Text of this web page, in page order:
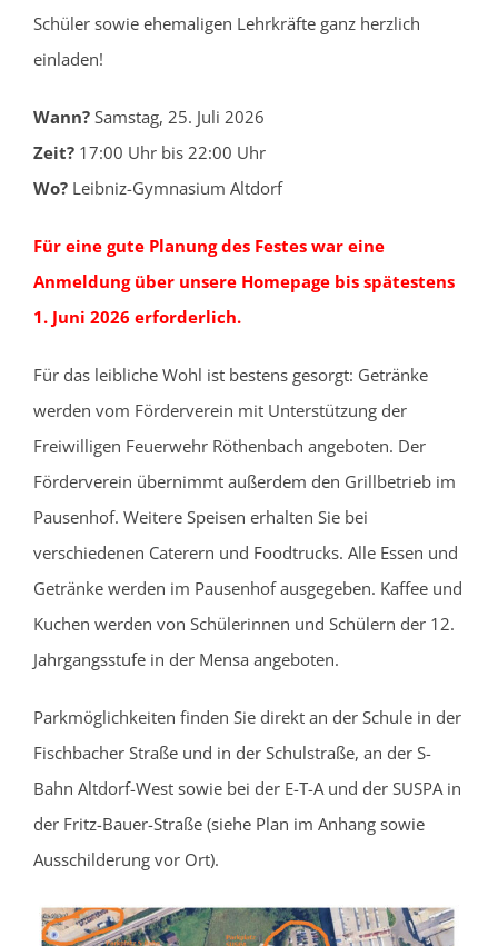
Schüler sowie ehemaligen Lehrkräfte ganz herzlich
einladen!
Wann?Samstag, 25. Juli 2026
Zeit?17:00 Uhr bis 22:00 Uhr
Wo?Leibniz-Gymnasium Altdorf
Für eine gute Planung des Festes war eine
Anmeldung über unsere Homepage bis spätestens
1. Juni 2026 erforderlich.
Für das leibliche Wohl ist bestens gesorgt: Getränke
werden vom Förderverein mit Unterstützung der
Freiwilligen Feuerwehr Röthenbach angeboten. Der
Förderverein übernimmt außerdem den Grillbetrieb im
Pausenhof. Weitere Speisen erhalten Sie bei
verschiedenen Caterern und Foodtrucks. Alle Essen und
Getränke werden im Pausenhof ausgegeben. Kaffee und
Kuchen werden von Schülerinnen und Schülern der 12.
Jahrgangsstufe in der Mensa angeboten.
Parkmöglichkeiten finden Sie direkt an der Schule in der
Fischbacher Straße und in der Schulstraße, an der S-
Bahn Altdorf-West sowie bei der E-T-A und der SUSPA in
der Fritz-Bauer-Straße (siehe Plan im Anhang sowie
Ausschilderung vor Ort).